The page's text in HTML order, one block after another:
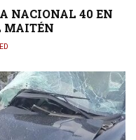
NACIONAL 40 EN
MAITÉN